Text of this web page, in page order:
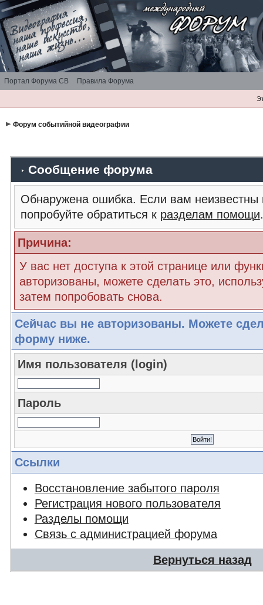
Портал Форума СВ Правила Форума
Форум событийной видеографии
Сообщение форума
Обнаружена ошибка. Если вам
попробуйте обратиться к разделам помощи.
Причина:
У вас нет доступа к этой странице или
авторизованы, можете сделать это,
затем попробовать снова.
Сейчас вы не авторизованы. Можете
форму ниже.
Имя пользователя (login)
Пароль
Ссылки
Восстановление забытого пароля
Регистрация нового пользователя
Разделы помощи
Связь с администрацией форума
Вернуться назад